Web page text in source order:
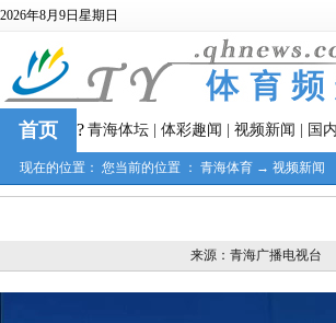
2026年8月9日星期日
首页 ? 青海体坛 体彩趣闻 视频新闻 国
现在的位置： 您当前的位置 ： 青海体育 → 视频新闻
来源：青海广播电视台